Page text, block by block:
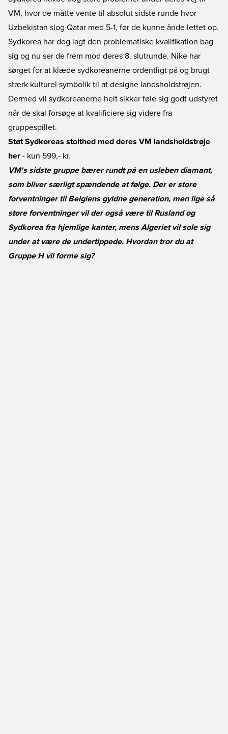
VM, hvor de måtte vente til absolut sidste runde hvor
Uzbekistan slog Qatar med 5-1, før de kunne ånde lettet op.
Sydkorea har dog lagt den problematiske kvalifikation bag
sig og nu ser de frem mod deres 8. slutrunde. Nike har
sørget for at klæde sydkoreanerne ordentligt på og brugt
stærk kulturel symbolik til at designe landsholdstrøjen.
Dermed vil sydkoreanerne helt sikker føle sig godt udstyret
når de skal forsøge at kvalificiere sig videre fra
gruppespillet.
Støt Sydkoreas stolthed med deres VM landsholdstrøje
her - kun 599,- kr.
VM's sidste gruppe bærer rundt på en usleben diamant,
som bliver særligt spændende at følge. Der er store
forventninger til Belgiens gyldne generation, men lige så
store forventninger vil der også være til Rusland og
Sydkorea fra hjemlige kanter, mens Algeriet vil sole sig
under at være de undertippede. Hvordan tror du at
Gruppe H vil forme sig?